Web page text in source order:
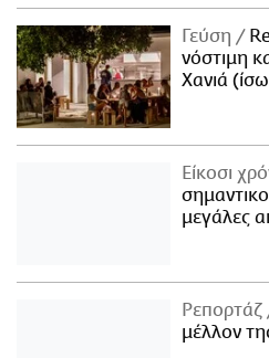
Γεύση
νόστιμη
Χανιά
Είκοσι
μεγάλες
Ρεπορτάζ
μέλλον